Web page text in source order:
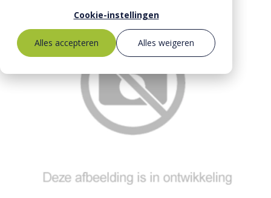
Cookie-instellingen
Alles accepteren
Alles weigeren
Bestekservice
MVO
Kernwaarden
Mission statement